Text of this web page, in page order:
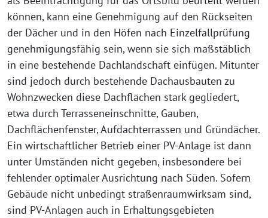
können, kann eine Genehmigung auf den Rückseiten
der Dächer und in den Höfen nach Einzelfallprüfung
genehmigungsfähig sein, wenn sie sich maßstäblich
in eine bestehende Dachlandschaft einfügen. Mitunter
sind jedoch durch bestehende Dachausbauten zu
Wohnzwecken diese Dachflächen stark gegliedert,
etwa durch Terrasseneinschnitte, Gauben,
Dachflächenfenster, Aufdachterrassen und Gründächer.
Ein wirtschaftlicher Betrieb einer PV-Anlage ist dann
unter Umständen nicht gegeben, insbesondere bei
fehlender optimaler Ausrichtung nach Süden. Sofern
Gebäude nicht unbedingt straßenraumwirksam sind,
sind PV-Anlagen auch in Erhaltungsgebieten